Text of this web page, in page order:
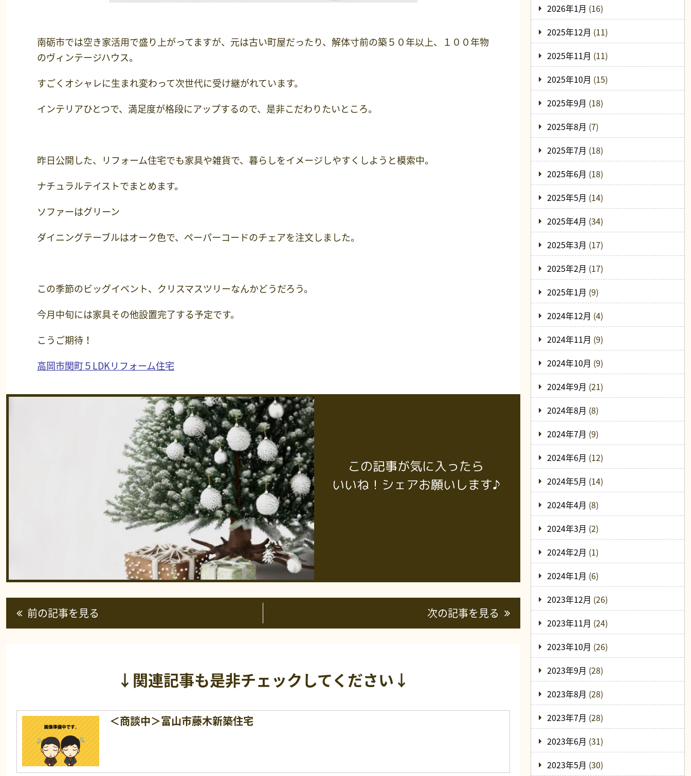
南砺市では空き家活用で盛り上がってますが、元は古い町屋だったり、解体寸前の築５０年以上、１００年物
のヴィンテージハウス。
すごくオシャレに生まれ変わって次世代に受け継がれています。
インテリアひとつで、満足度が格段にアップするので、是非こだわりたいところ。
昨日公開した、リフォーム住宅でも家具や雑貨で、暮らしをイメージしやすくしようと模索中。
ナチュラルテイストでまとめます。
ソファーはグリーン
ダイニングテーブルはオーク色で、ペーパーコードのチェアを注文しました。
この季節のビッグイベント、クリスマスツリーなんかどうだろう。
今月中旬には家具その他設置完了する予定です。
こうご期待！
高岡市関町５LDKリフォーム住宅
この記事が気に入ったら
いいね！シェアお願いします♪
前の記事を見る 次の記事を見る
↓関連記事も是非チェックしてください↓
＜商談中＞富山市藤木新築住宅
2026年1月 (16)
2025年12月 (11)
2025年11月 (11)
2025年10月 (15)
2025年9月 (18)
2025年8月 (7)
2025年7月 (18)
2025年6月 (18)
2025年5月 (14)
2025年4月 (34)
2025年3月 (17)
2025年2月 (17)
2025年1月 (9)
2024年12月 (4)
2024年11月 (9)
2024年10月 (9)
2024年9月 (21)
2024年8月 (8)
2024年7月 (9)
2024年6月 (12)
2024年5月 (14)
2024年4月 (8)
2024年3月 (2)
2024年2月 (1)
2024年1月 (6)
2023年12月 (26)
2023年11月 (24)
2023年10月 (26)
2023年9月 (28)
2023年8月 (28)
2023年7月 (28)
2023年6月 (31)
2023年5月 (30)